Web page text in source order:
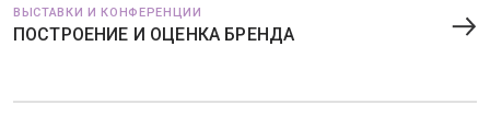
ВЫСТАВКИ И КОНФЕРЕНЦИИ
ПОСТРОЕНИЕ И ОЦЕНКА БРЕНДА